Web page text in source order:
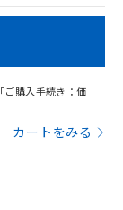
ご購入手続き：価
カートをみる